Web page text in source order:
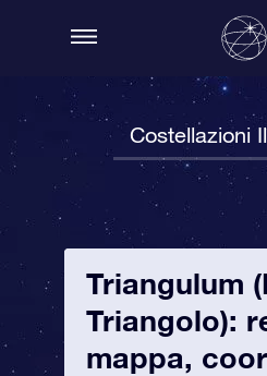
Costellazioni
Triangulum
Triangolo):
mappa,